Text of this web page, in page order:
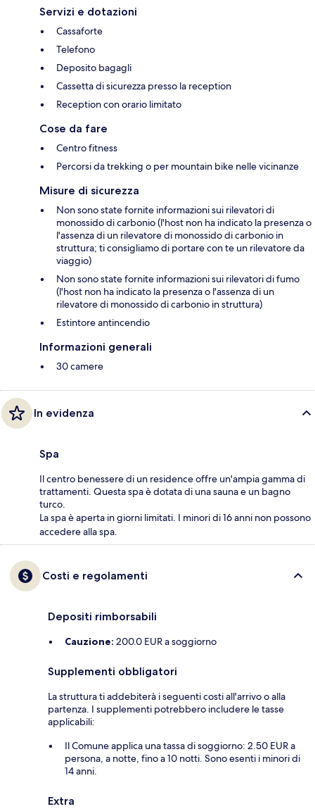
Servizi e dotazioni
Cassaforte
Telefono
Deposito bagagli
Cassetta di sicurezza presso la reception
Reception con orario limitato
Cose da fare
Centro fitness
Percorsi da trekking o per mountain bike nelle vicinanze
Misure di sicurezza
Non sono state fornite informazioni sui rilevatori di
monossido di carbonio (l'host non ha indicato la presenza o
l'assenza di un rilevatore di monossido di carbonio in
struttura; ti consigliamo di portare con te un rilevatore da
viaggio)
Non sono state fornite informazioni sui rilevatori di fumo
(l'host non ha indicato la presenza o l'assenza di un
rilevatore di monossido di carbonio in struttura)
Estintore antincendio
Informazioni generali
30 camere
In evidenza
Spa
Il centro benessere di un residence offre un'ampia gamma di
trattamenti. Questa spa è dotata di una sauna e un bagno
turco.
La spa è aperta in giorni limitati. I minori di 16 anni non possono
accedere alla spa.
Costi e regolamenti
Depositi rimborsabili
Cauzione: 200.0 EUR a soggiorno
Supplementi obbligatori
La struttura ti addebiterà i seguenti costi all'arrivo o alla
partenza. I supplementi potrebbero includere le tasse
applicabili:
Il Comune applica una tassa di soggiorno: 2.50 EUR a
persona, a notte, fino a 10 notti. Sono esenti i minori di
14 anni.
Extra